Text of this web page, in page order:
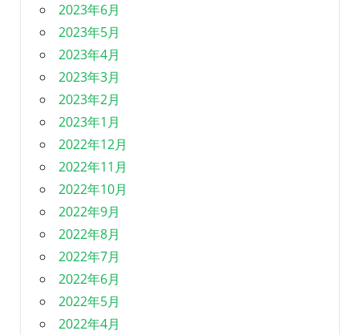
2023年6月
2023年5月
2023年4月
2023年3月
2023年2月
2023年1月
2022年12月
2022年11月
2022年10月
2022年9月
2022年8月
2022年7月
2022年6月
2022年5月
2022年4月